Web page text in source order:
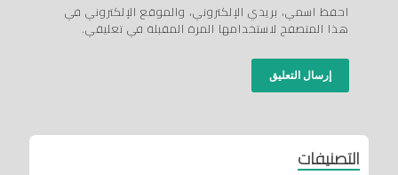
احفظ اسمي، بريدي الإلكتروني، والموقع الإلكتروني في
هذا المتصفح لاستخدامها المرة المقبلة في تعليقي.
التصنيفات